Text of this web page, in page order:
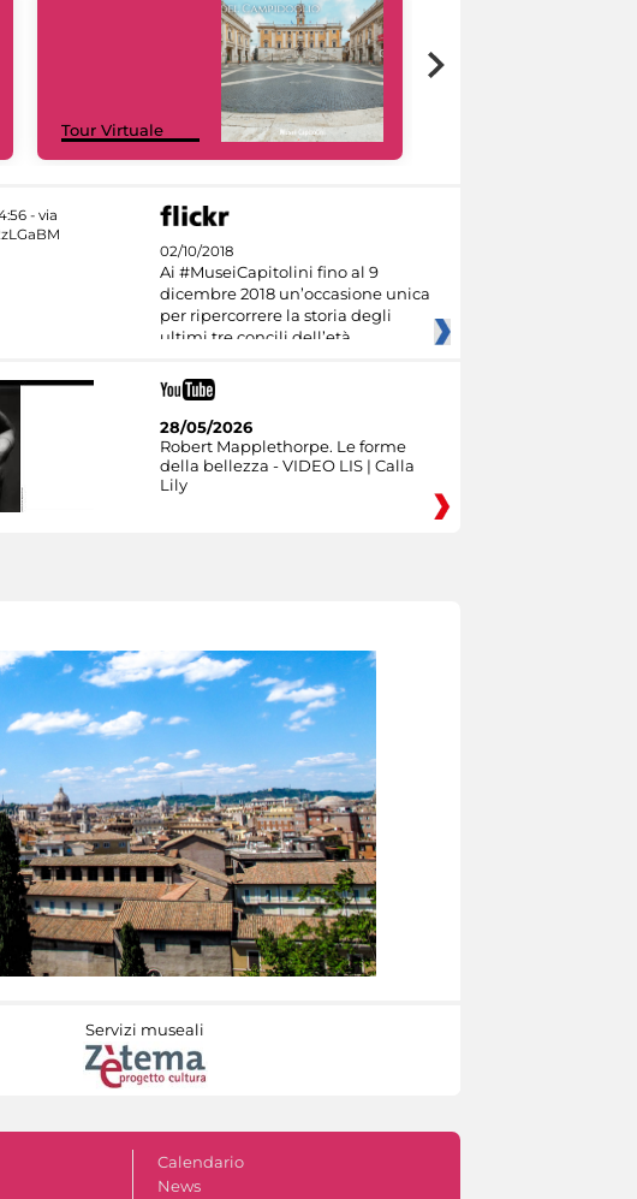
Tour Virtuale
02/10/2018
Ai #MuseiCapitolini fino al 9
dicembre 2018 un’occasione unica
per ripercorrere la storia degli
ultimi tre concili dell’età
28/05/2026
Robert Mapplethorpe. Le forme
della bellezza - VIDEO LIS | Calla
Lily
Servizi museali
Calendario
News